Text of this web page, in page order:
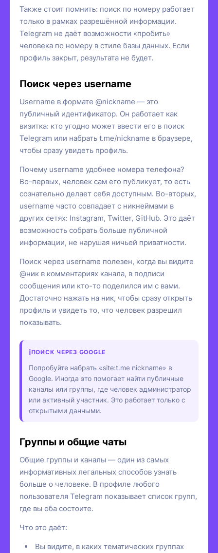
Также стоит помнить: поиск по номеру работает
только в рамках разрешённой информации.
Telegram не даёт возможности «пробить»
человека по номеру в стиле базы данных. Если
профиль закрыт, результата не будет.
Поиск через username
Username в формате @nickname — это
публичный идентификатор. Он работает как
визитка: кто угодно может ввести его в поиск
Telegram или набрать t.me/nickname в браузере,
чтобы сразу увидеть профиль.
Почему username удобнее номера телефона?
Во-первых, человек сам его публикует, то есть
сознательно делает себя доступным. Во-вторых,
username часто совпадает с никнеймами в
других сетях: Instagram, Twitter, GitHub. Это даёт
возможность собрать больше публичной
информации, не нарушая ничьей приватности.
Поиск через username полезен, когда вы видите
@ник в комментариях канала, в подписи
сообщения или кто-то поделился им с вами.
Достаточно нажать на ник, чтобы сразу открыть
профиль и увидеть то, что человек разрешил
показывать.
ПОИСК ЧЕРЕЗ GOOGLE
Попробуйте набрать «site:t.me nickname» в
Google. Иногда это помогает найти публичные
каналы или группы, где человек администратор
или активный участник. Это работает только с
открытыми данными.
Группы и общие чаты
Общие группы и каналы — один из самых
информативных легальных способов узнать
больше о человеке. В профиле любого
пользователя Telegram показывает список групп,
где вы оба состоите.
Что это даёт:
Вы видите, в каких тематических группах